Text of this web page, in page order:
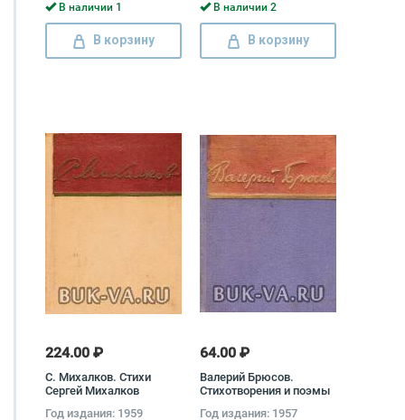
В наличии 1
В корзину
В наличии 2
В корзину
224.00 ₽
С. Михалков. Стихи
Сергей Михалков
Год издания: 1959
64.00 ₽
Валерий Брюсов.
Стихотворения и поэмы
Год издания: 1957